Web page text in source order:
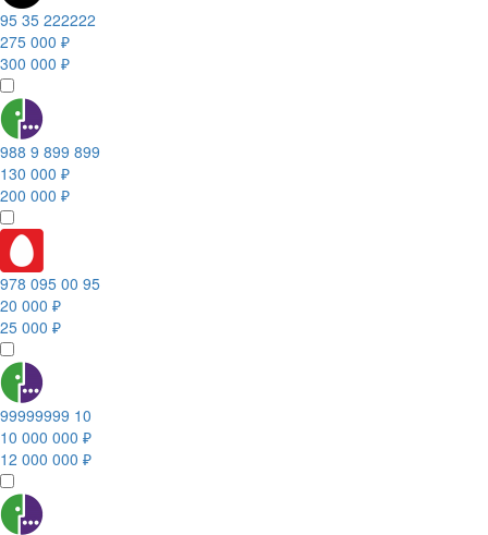
95 35 222222
275 000 ₽
300 000 ₽
988 9 899 899
130 000 ₽
200 000 ₽
978 095 00 95
20 000 ₽
25 000 ₽
99999999 10
10 000 000 ₽
12 000 000 ₽